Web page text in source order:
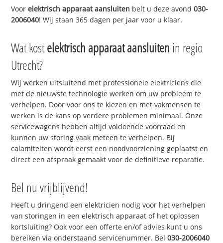
Voorelektrisch apparaat aansluiten belt u deze avond030-
2006040! Wij staan 365 dagen per jaar voor u klaar.
Wat kostelektrisch apparaat aansluiten in regio
Utrecht?
Wij werken uitsluitend met professionele elektriciens die
met de nieuwste technologie werken om uw probleem te
verhelpen. Door voor ons te kiezen en met vakmensen te
werken is de kans op verdere problemen minimaal. Onze
servicewagens hebben altijd voldoende voorraad en
kunnen uw storing vaak meteen te verhelpen. Bij
calamiteiten wordt eerst een noodvoorziening geplaatst en
direct een afspraak gemaakt voor de definitieve reparatie.
Bel nu vrijblijvend!
Heeft u dringend een elektricien nodig voor het verhelpen
van storingen in een elektrisch apparaat of het oplossen
kortsluiting? Ook voor een offerte en/of advies kunt u ons
bereiken via onderstaand servicenummer. Bel030-2006040